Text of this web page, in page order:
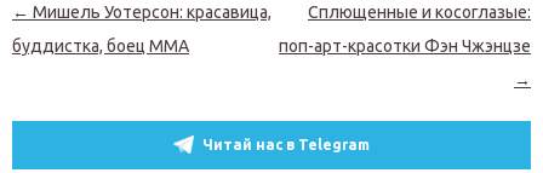
Навигация по записям
← Мишель Уотерсон: красавица,
буддистка, боец MMA
Сплющенные и косоглазые:
поп-арт-красотки Фэн Чжэнцзе
→
Читай нас в Telegram